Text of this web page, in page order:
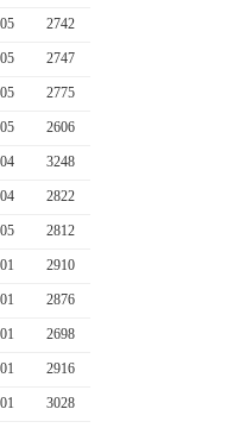
2742
2747
2775
2606
3248
2822
2812
2910
2876
2698
2916
3028